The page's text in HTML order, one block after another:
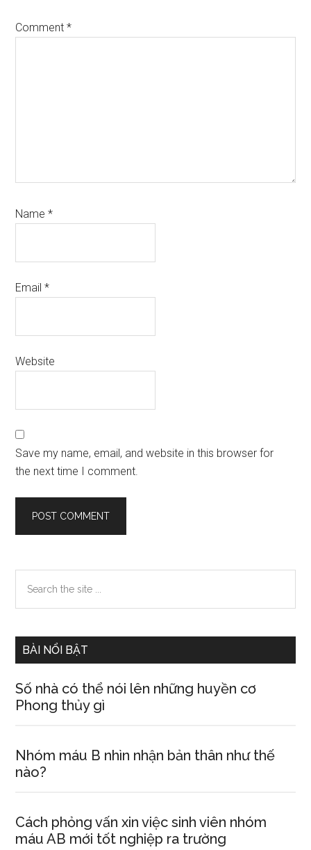
Comment*
Name*
Email*
Website
Save my name, email, and website in this browser for
the next time I comment.
Primary
Sidebar
the
BÀI NỔI BẬT
Số nhà có thể nói lên những huyền cơ
Phong thủy gì
Nhóm máu B nhìn nhận bản thân như thế
nào?
Cách phỏng vấn xin việc sinh viên nhóm
máu AB mới tốt nghiệp ra trường